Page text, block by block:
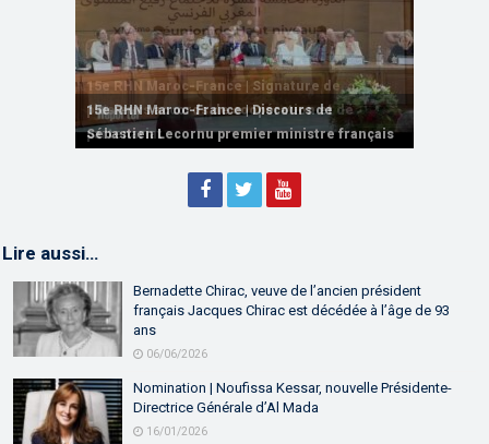
15e RHN Maroc-France | Signature de
plusieurs accords de coopération et de
partenariat
15e RHN Maroc-France | Discours de
Sébastien Lecornu premier ministre français
15e Réunion de Haut Niveau Maroc-France |
Discours de M. Aziz Akhannouch
Lire aussi…
Bernadette Chirac, veuve de l’ancien président
français Jacques Chirac est décédée à l’âge de 93
ans
06/06/2026
Nomination | Noufissa Kessar, nouvelle Présidente-
Directrice Générale d’Al Mada
16/01/2026